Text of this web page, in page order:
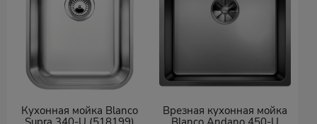
Кухонная мойка Blanco
Врезная кухонная мойка